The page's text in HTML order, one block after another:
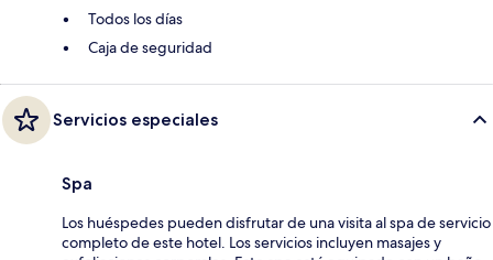
Todos los días
Caja de seguridad
Servicios especiales
Spa
Los huéspedes pueden disfrutar de una visita al spa de servicio
completo de este hotel. Los servicios incluyen masajes y